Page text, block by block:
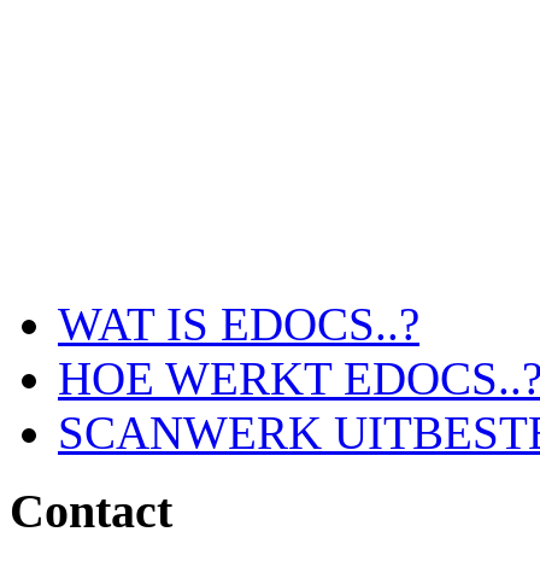
WAT IS EDOCS..?
HOE WERKT
SCANWERK
Contact